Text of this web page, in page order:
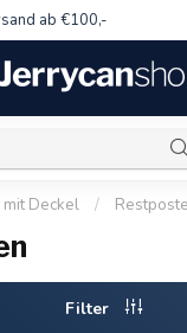
ab €100,-
mit Deckel /
Filter